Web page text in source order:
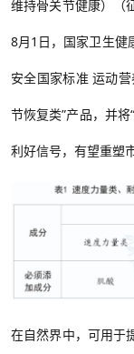
维持骨关节健康）（
8月1 日，国家卫生健
安全国家标准 运动
节恢复类”产品，并将“
利好信号，有望重塑
在自然界中，可用于